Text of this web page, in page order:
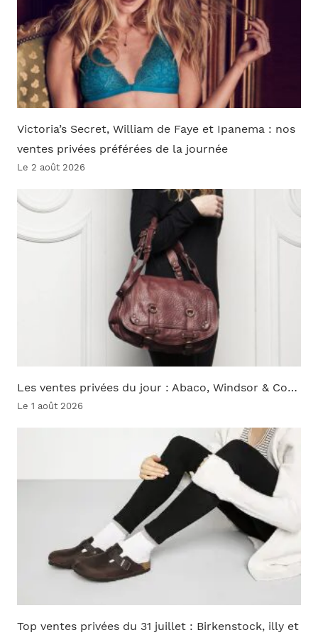
Victoria’s Secret, William de Faye et Ipanema : nos
ventes privées préférées de la journée
Le 2 août 2026
Les ventes privées du jour : Abaco, Windsor & Co…
Le 1 août 2026
Top ventes privées du 31 juillet : Birkenstock, illy et